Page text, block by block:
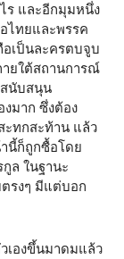
ไร และอีกมุมหนึ่ง
ไทยและพรรค
เป็นละครตบจูบ
ยใต้สถานการณ์
สนับสนุน
งมาก ซึ่งต้อง
ะทกสะท้าน แล้ว
นี้ก็ถูกซื้อโดย
ล ในฐานะ
รงๆ มีแต่บอก
เองขึ้นมาดมแล้ว